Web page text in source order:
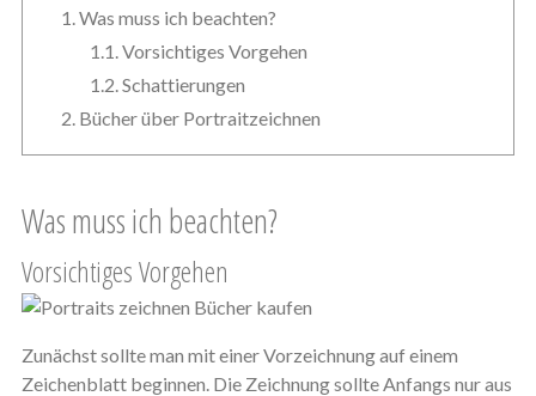
Was muss ich beachten?
Vorsichtiges Vorgehen
Schattierungen
Bücher über Portraitzeichnen
Was muss ich beachten?
Vorsichtiges Vorgehen
Zunächst sollte man mit einer Vorzeichnung auf einem
Zeichenblatt beginnen. Die Zeichnung sollte Anfangs nur aus